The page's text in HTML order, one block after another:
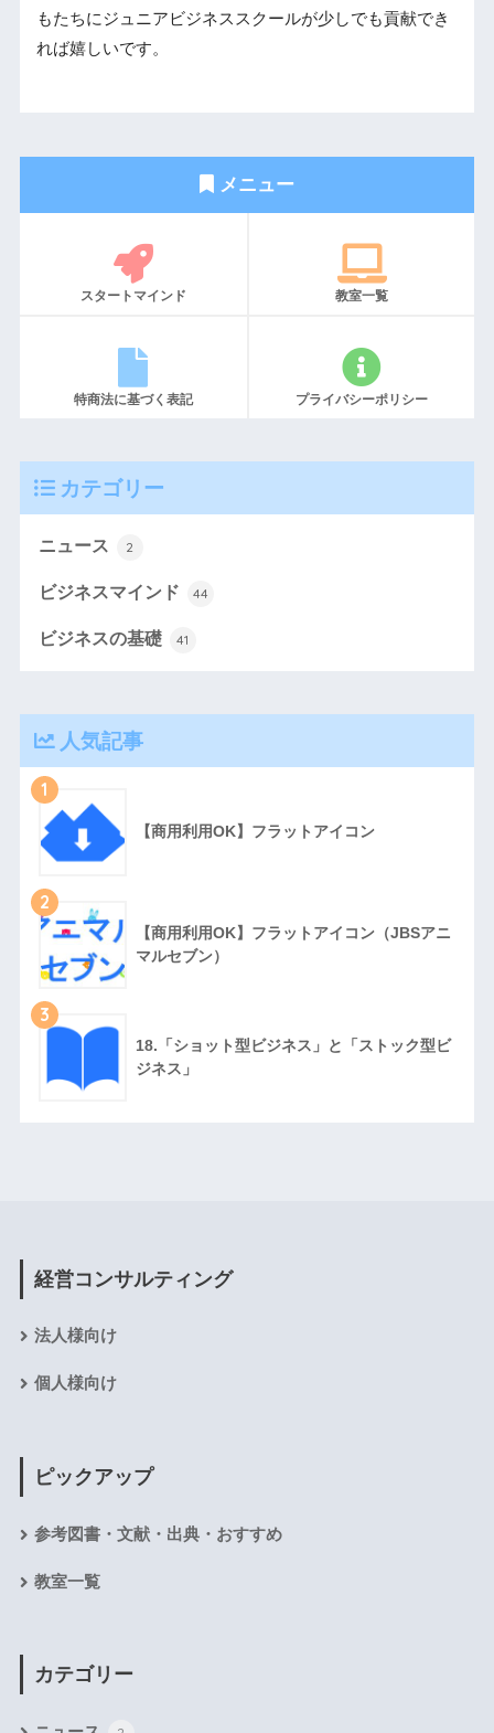
もたちにジュニアビジネススクールが少しでも貢献でき
れば嬉しいです。
メニュー
スタートマインド 教室一覧
特商法に基づく表記 プライバシーポリシー
カテゴリー
ニュース 2
ビジネスマインド 44
ビジネスの基礎 41
人気記事
1
【商用利用OK】フラットアイコン
2
【商用利用OK】フラットアイコン（JBSアニ
マルセブン）
3
18.「ショット型ビジネス」と「ストック型ビ
ジネス」
経営コンサルティング
法人様向け
個人様向け
ピックアップ
参考図書・文献・出典・おすすめ
教室一覧
カテゴリー